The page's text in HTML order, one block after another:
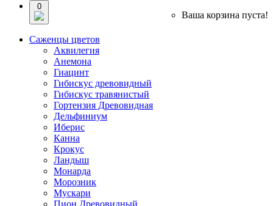
0
Ваша корзина пуста!
Саженцы цветов
Аквилегия
Анемона
Гиацинт
Гибискус древовидный
Гибискус травянистый
Гортензия Древовидная
Дельфиниум
Иберис
Канна
Крокус
Ландыш
Монарда
Морозник
Мускари
Пион Древовидный